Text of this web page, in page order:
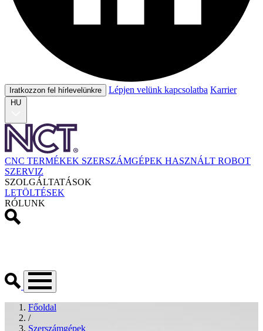
Iratkozzon fel hírlevelünkre Lépjen velünk kapcsolatba Karrier
HU
CNC TERMÉKEK SZERSZÁMGÉPEK HASZNÁLT ROBOT
SZERVIZ
SZOLGÁLTATÁSOK
LETÖLTÉSEK
RÓLUNK
Főoldal
/
Szerszámgépek